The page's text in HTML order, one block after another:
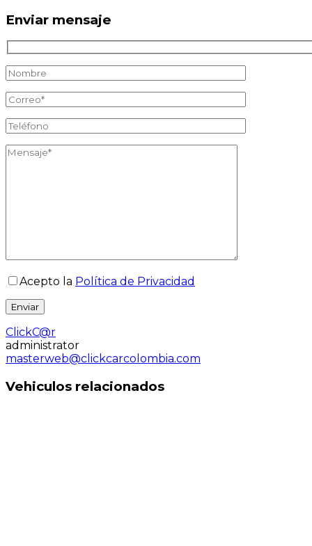
Enviar mensaje
Acepto la Política de Privacidad
Enviar
ClickC@r
administrator
masterweb@clickcarcolombia.com
Vehiculos relacionados